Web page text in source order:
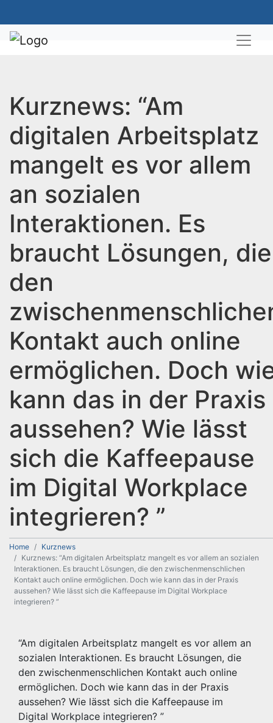
Kurznews: “Am
digitalen Arbeitsplatz
mangelt es vor allem
an sozialen
Interaktionen. Es
braucht Lösungen, die
den
Kontakt auch online
ermöglichen. Doch
kann das in der Praxis
aussehen? Wie lässt
sich die Kaffeepause
im Digital Workplace
integrieren? ”
Home
Kurznews
Kurznews: “Am digitalen Arbeitsplatz mangelt es vor allem an sozialen
Interaktionen. Es braucht Lösungen, die den zwischenmenschlichen
Kontakt auch online ermöglichen. Doch wie kann das in der Praxis
aussehen? Wie lässt sich die Kaffeepause im Digital Workplace
integrieren? ”
“Am digitalen Arbeitsplatz mangelt es vor allem an
sozialen Interaktionen. Es braucht Lösungen, die
den zwischenmenschlichen Kontakt auch online
ermöglichen. Doch wie kann das in der Praxis
aussehen? Wie lässt sich die Kaffeepause im
Digital Workplace integrieren? ”